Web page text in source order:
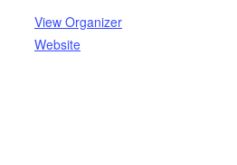
View Organizer
Website